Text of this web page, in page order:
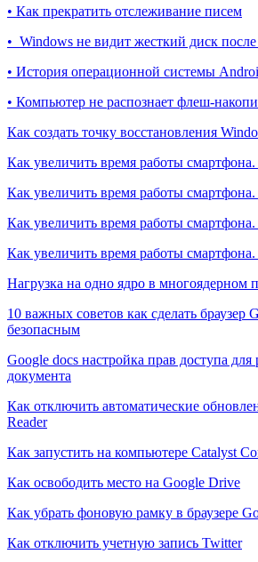
• Как прекратить отслеживание писем
• Windows не видит жесткий диск после
• История операционной системы
• Компьютер не распознает флеш-
Как создать точку восстановления
Как увеличить время работы
Как увеличить время работы
Как увеличить время работы
Как увеличить время работы
Нагрузка на одно ядро в многоядерном
10 важных советов как сделать браузер
безопасным
Google docs настройка прав доступа для
документа
Как отключить автоматические
Reader
Как запустить на компьютере Catalyst
Как освободить место на Google Drive
Как убрать фоновую рамку в браузере
Как отключить учетную запись Twitter